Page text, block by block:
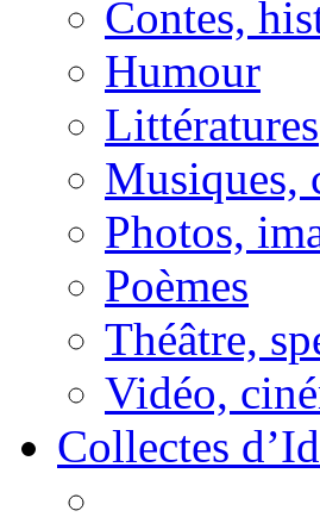
Contes,
Humour
Littératures
Musiques,
Photos,
Poèmes
Théâtre,
Vidéo,
Collectes